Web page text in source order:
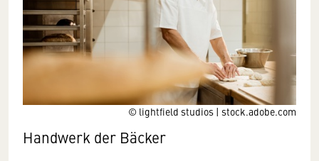
© lightfield studios | stock.adobe.com
Handwerk der Bäcker